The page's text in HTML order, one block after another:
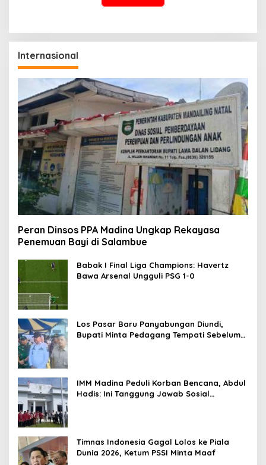
Internasional
Peran Dinsos PPA Madina Ungkap Rekayasa
Penemuan Bayi di Salambue
Babak I Final Liga Champions: Havertz
Bawa Arsenal Ungguli PSG 1-0
Los Pasar Baru Panyabungan Diundi,
Bupati Minta Pedagang Tempati Sebelum
IMM Madina Peduli Korban Bencana, Abdul
Hadis: Ini Tanggung Jawab Sosial
Timnas Indonesia Gagal Lolos ke Piala
Dunia 2026, Ketum PSSI Minta Maaf